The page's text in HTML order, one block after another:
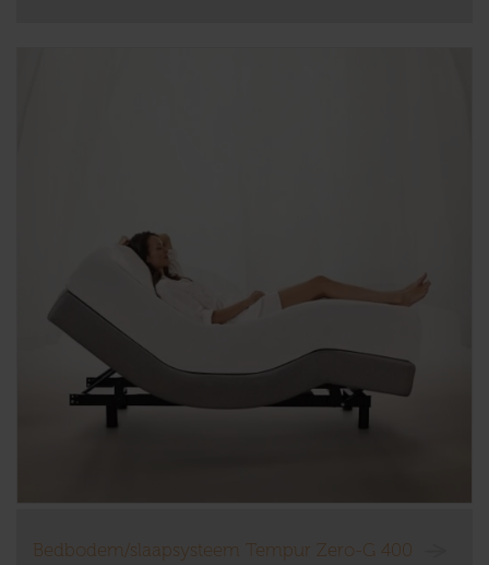
Bedbodem/slaapsysteem Tempur Zero-G 400